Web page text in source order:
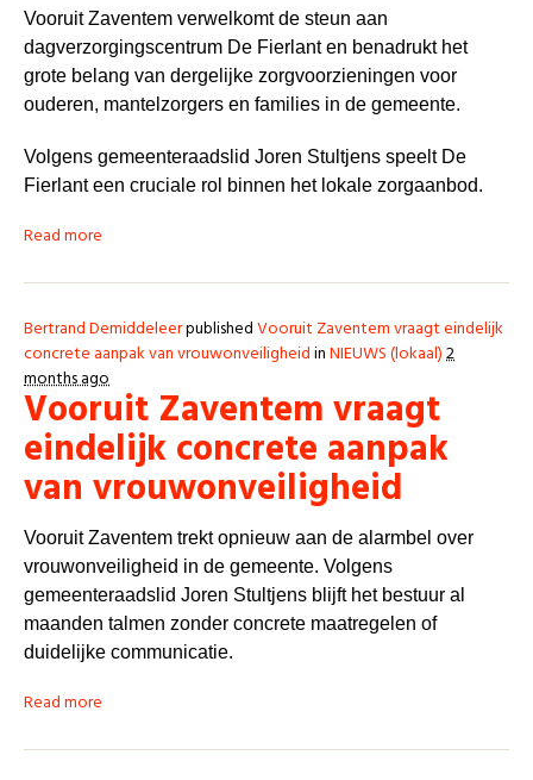
Vooruit Zaventem verwelkomt de steun aan
dagverzorgingscentrum De Fierlant en benadrukt het
grote belang van dergelijke zorgvoorzieningen voor
ouderen, mantelzorgers en families in de gemeente.
Volgens gemeenteraadslid Joren Stultjens speelt De
Fierlant een cruciale rol binnen het lokale zorgaanbod.
Read more
Bertrand DemiddeleerpublishedVooruit Zaventem vraagt eindelijk
concrete aanpak van vrouwonveiligheidinNIEUWS (lokaal)2
months ago
Vooruit Zaventem vraagt
eindelijk concrete aanpak
van vrouwonveiligheid
Vooruit Zaventem trekt opnieuw aan de alarmbel over
vrouwonveiligheid in de gemeente. Volgens
gemeenteraadslid Joren Stultjens blijft het bestuur al
maanden talmen zonder concrete maatregelen of
duidelijke communicatie.
Read more